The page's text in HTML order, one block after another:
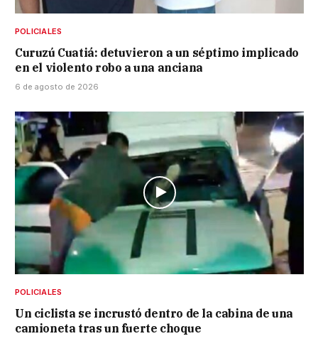
POLICIALES
Curuzú Cuatiá: detuvieron a un séptimo implicado
en el violento robo a una anciana
6 de agosto de 2026
POLICIALES
Un ciclista se incrustó dentro de la cabina de una
camioneta tras un fuerte choque